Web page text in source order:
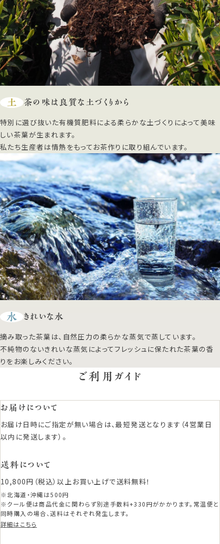
土 茶の味は良質な土づくりから
特別に選び抜いた有機質肥料による柔らかな土づくりによって美味
しい茶葉が生まれます。
私たち生産者は情熱をもってお茶作りに取り組んでいます。
水 きれいな水
摘み取った茶葉は、自然圧力の柔らかな蒸気で蒸しています。
不純物のないきれいな蒸気によってフレッシュに保たれた茶葉の香
りをお楽しみください。
ご利用ガイド
お届けについて
お届け日時にご指定が無い場合は、最短発送となります（4営業日
以内に発送します）。
送料について
10,800円（税込）以上お買い上げで送料無料！
※北海道・沖縄は500円
※クール便は商品代金に関わらず別途手数料+330円がかかります。常温便と
同時購入の場合、送料はそれぞれ発生します。
詳細はこちら